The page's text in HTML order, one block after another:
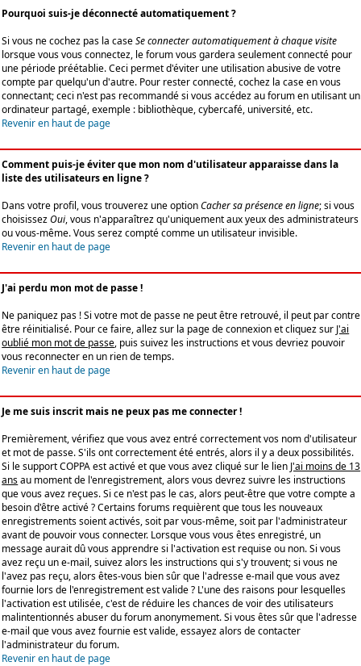
Pourquoi suis-je déconnecté automatiquement ?
Si vous ne cochez pas la caseSe connecter automatiquement à chaque visite
lorsque vous vous connectez, le forum vous gardera seulement connecté pour
une période préétablie. Ceci permet d'éviter une utilisation abusive de votre
compte par quelqu'un d'autre. Pour rester connecté, cochez la case en vous
connectant; ceci n'est pas recommandé si vous accédez au forum en utilisant un
ordinateur partagé, exemple : bibliothèque, cybercafé, université, etc.
Revenir en haut de page
Comment puis-je éviter que mon nom d'utilisateur apparaisse dans la
liste des utilisateurs en ligne ?
Dans votre profil, vous trouverez une optionCacher sa présence en ligne; si vous
choisissezOui, vous n'apparaîtrez qu'uniquement aux yeux des administrateurs
ou vous-même. Vous serez compté comme un utilisateur invisible.
Revenir en haut de page
J'ai perdu mon mot de passe !
Ne paniquez pas ! Si votre mot de passe ne peut être retrouvé, il peut par contre
être réinitialisé. Pour ce faire, allez sur la page de connexion et cliquez sur J'ai
oublié mon mot de passe, puis suivez les instructions et vous devriez pouvoir
vous reconnecter en un rien de temps.
Revenir en haut de page
Je me suis inscrit mais ne peux pas me connecter !
Premièrement, vérifiez que vous avez entré correctement vos nom d'utilisateur
et mot de passe. S'ils ont correctement été entrés, alors il y a deux possibilités.
Si le support COPPA est activé et que vous avez cliqué sur le lien J'ai moins de 13
ansau moment de l'enregistrement, alors vous devrez suivre les instructions
que vous avez reçues. Si ce n'est pas le cas, alors peut-être que votre compte a
besoin d'être activé ? Certains forums requièrent que tous les nouveaux
enregistrements soient activés, soit par vous-même, soit par l'administrateur
avant de pouvoir vous connecter. Lorsque vous vous êtes enregistré, un
message aurait dû vous apprendre si l'activation est requise ou non. Si vous
avez reçu un e-mail, suivez alors les instructions qui s'y trouvent; si vous ne
l'avez pas reçu, alors êtes-vous bien sûr que l'adresse e-mail que vous avez
fournie lors de l'enregistrement est valide ? L'une des raisons pour lesquelles
l'activation est utilisée, c'est de réduire les chances de voir des utilisateurs
malintentionnés abuser du forum anonymement. Si vous êtes sûr que l'adresse
e-mail que vous avez fournie est valide, essayez alors de contacter
l'administrateur du forum.
Revenir en haut de page